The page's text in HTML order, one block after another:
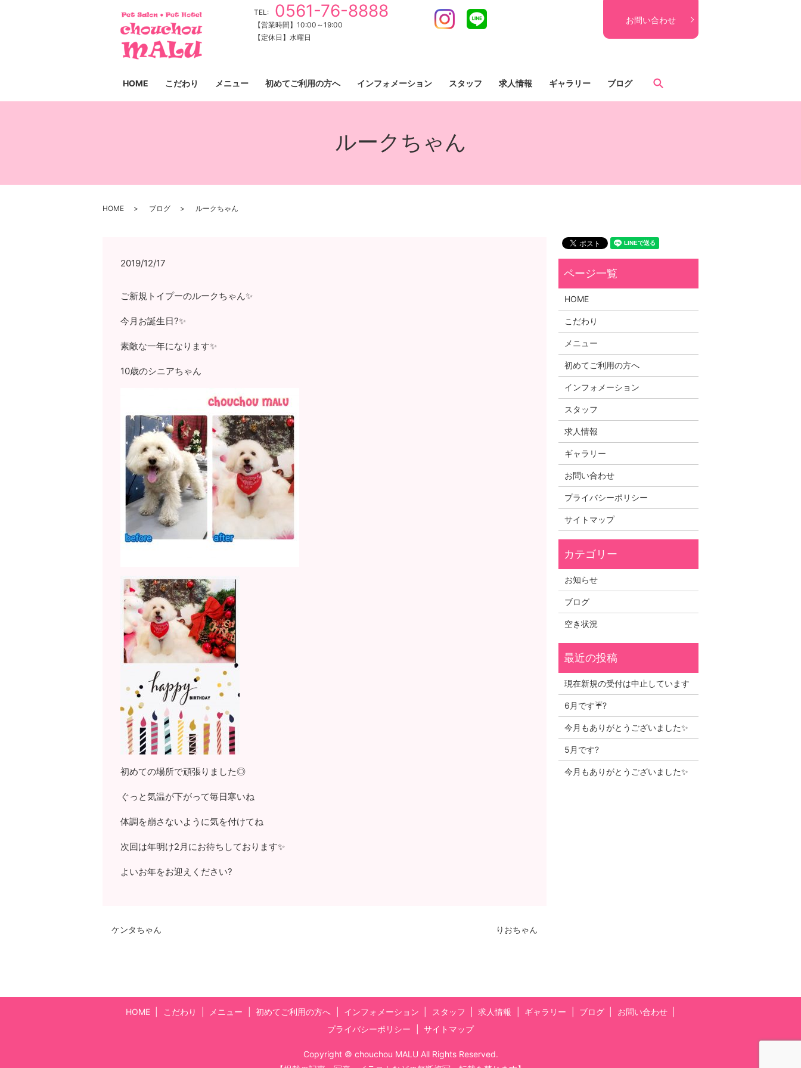
TEL: 0561-76-8888
【営業時間】10:00～19:00
【定休日】水曜日
Instagram お問い合わせ
HOME こだわり メニュー 初めてご利用の方へ インフォメーション スタッフ 求人情報 ギャラリー ブログ
ルークちゃん
HOME ブログ ルークちゃん
2019/12/17
ご新規トイプーのルークちゃん✨
今月お誕生日?✨
素敵な一年になります✨
10歳のシニアちゃん
初めての場所で頑張りました◎
ぐっと気温が下がって毎日寒いね
体調を崩さないように気を付けてね
次回は年明け2月にお待ちしております✨
よいお年をお迎えください?
ケンタちゃん りおちゃん
HOME
こだわり
メニュー
初めてご利用の方へ
インフォメーション
スタッフ
求人情報
ギャラリー
お問い合わせ
プライバシーポリシー
サイトマップ
お知らせ
ブログ
空き状況
現在新規の受付は中止しています
6月です☔?
今月もありがとうございました✨
5月です?
今月もありがとうございました✨
HOME こだわり メニュー 初めてご利用の方へ インフォメーション スタッフ 求人情報 ギャラリー ブログ
お問い合わせ
プライバシーポリシー
サイトマップ
Copyright © chouchou MALU All Rights Reserved.